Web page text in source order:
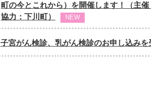
町の今とこれから）を開催します！（主催
協力：下川町）
NEW
子宮がん検診、乳がん検診のお申し込みを